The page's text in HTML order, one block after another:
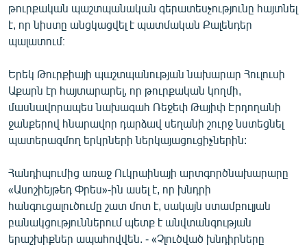
թուրքական պաշտպանական գերատեսչությունը հայտնել
է, որ նիստը անցկացվել է պատմական Քալենդեր
պալատում։
Երեկ Թուրքիայի պաշտպանության նախարար Հուլուսի
Աքարն էր հայտարարել, որ թուրքական կողմի,
մասնավորապես նախագահ Ռեջեփ Թայիփ Էրդողանի
ջանքերով հնարավոր դարձավ սեղանի շուրջ նստեցնել
պատերազմող երկրների ներկայացուցիչներին:
Հանդիպումից առաջ Ուկրաինայի արտգործնախարարը
«Ասոշիեյթեդ Փրես»-ին ասել է, որ խնդրի
հանգուցալուծումը շատ մոտ է, սակայն ստամբուլյան
բանակցություններում պետք է անվտանգության
երաշխիքներ ապահովվեն. - «Չլուծված խնդիրները